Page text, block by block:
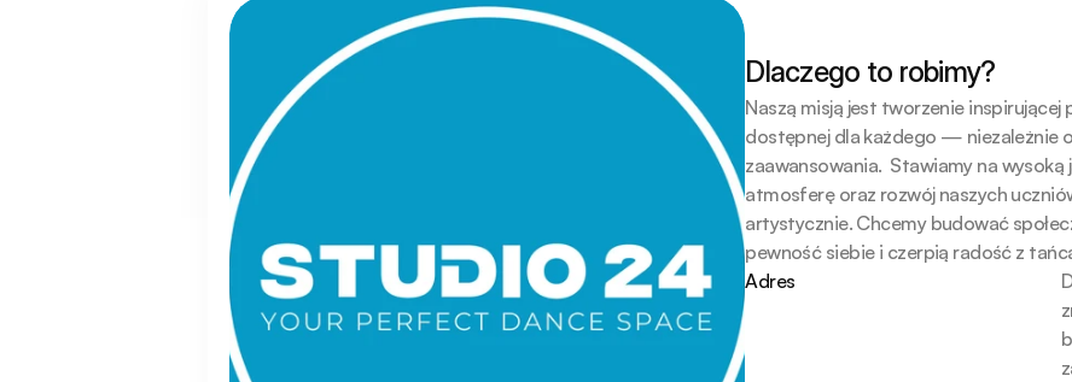
Dlaczego to robimy?
Naszą misją jest tworzenie
dostępnej dla każdego — niezależnie
zaawansowania.  Stawiamy na
atmosferę oraz rozwój naszych
artystycznie. Chcemy budować
pewność siebie i czerpią radość z
Adres